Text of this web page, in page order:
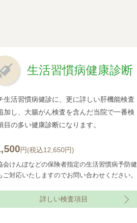
生活習慣病健康診断
生活習慣病健診に、更に詳しい肝機能検査
加し、大腸がん検査を含んだ当院で一番検
目の多い健康診断になります。
円(税込12,650円)
けんぽなどの保険者指定の生活習慣病予防健
ご対応いたしますのでお問い合わせください。
詳しい検査項目